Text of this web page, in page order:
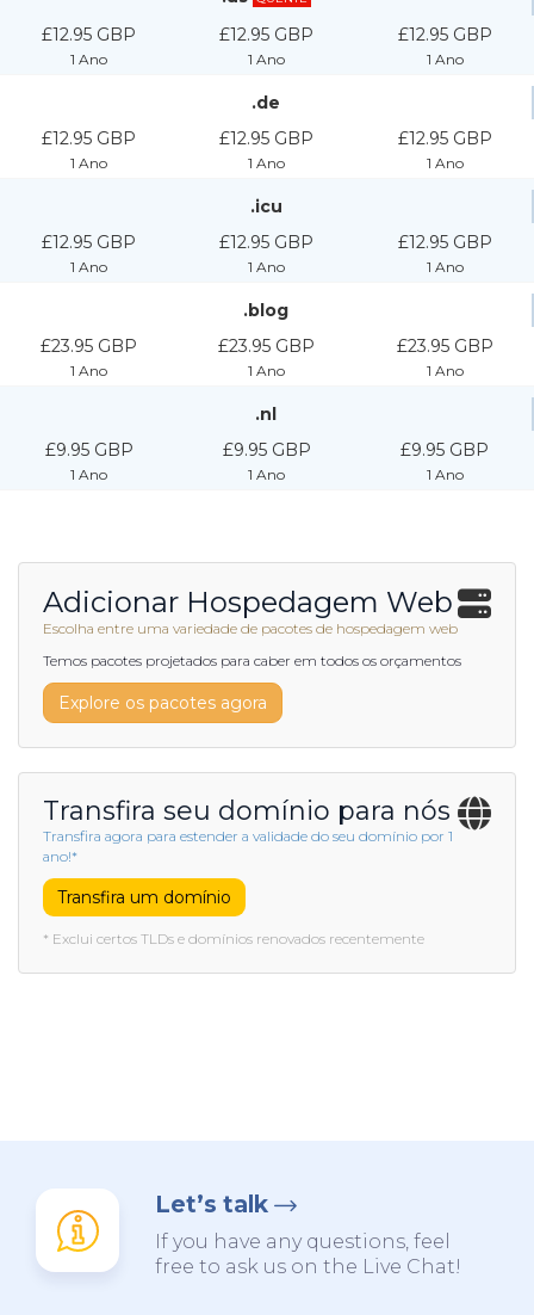
£12.95 GBP
1 Ano
£12.95 GBP
1 Ano
£12.95 GBP
1 Ano
.de
£12.95 GBP
1 Ano
£12.95 GBP
1 Ano
£12.95 GBP
1 Ano
.icu
£12.95 GBP
1 Ano
£12.95 GBP
1 Ano
£12.95 GBP
1 Ano
.blog
£23.95 GBP
1 Ano
£23.95 GBP
1 Ano
£23.95 GBP
1 Ano
.nl
£9.95 GBP
1 Ano
£9.95 GBP
1 Ano
£9.95 GBP
1 Ano
Adicionar Hospedagem Web
Escolha entre uma variedade de pacotes de hospedagem web
Temos pacotes projetados para caber em todos os orçamentos
Explore os pacotes agora
Transfira seu domínio para nós
Transfira agora para estender a validade do seu domínio por 1
ano!*
Transfira um domínio
* Exclui certos TLDs e domínios renovados recentemente
Let’s talk
If you have any questions, feel
free to ask us on the Live Chat!